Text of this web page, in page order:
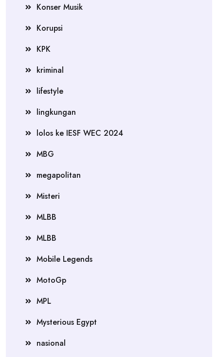
Konser Musik
Korupsi
KPK
kriminal
lifestyle
lingkungan
lolos ke IESF WEC 2024
MBG
megapolitan
Misteri
MLBB
MLBB
Mobile Legends
MotoGp
MPL
Mysterious Egypt
nasional